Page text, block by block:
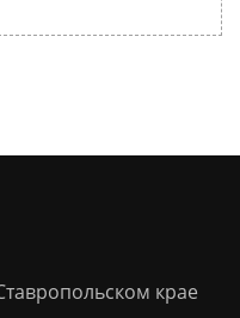
крае